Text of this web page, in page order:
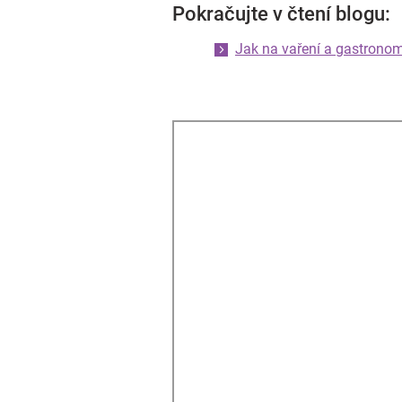
Pokračujte v čtení blogu:
Jak na vaření a